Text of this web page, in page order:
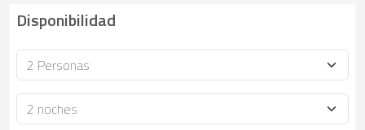
Disponibilidad
Ocupación
Duración